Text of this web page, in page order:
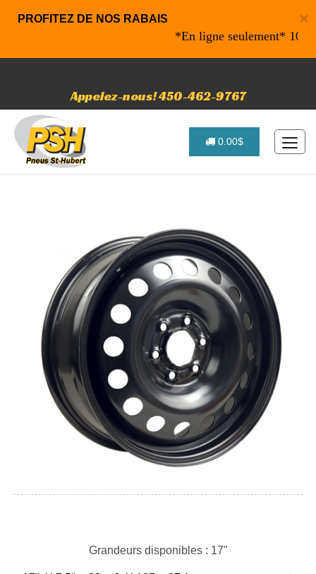
×
PROFITEZ DE NOS RABAIS
*En ligne seulement* 10%
Appelez-nous! 450-462-9767
0.00$
Grandeurs disponibles : 17"